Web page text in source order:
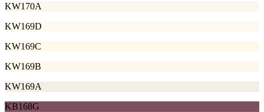
KW170A
KW169D
KW169C
KW169B
KW169A
KB168G